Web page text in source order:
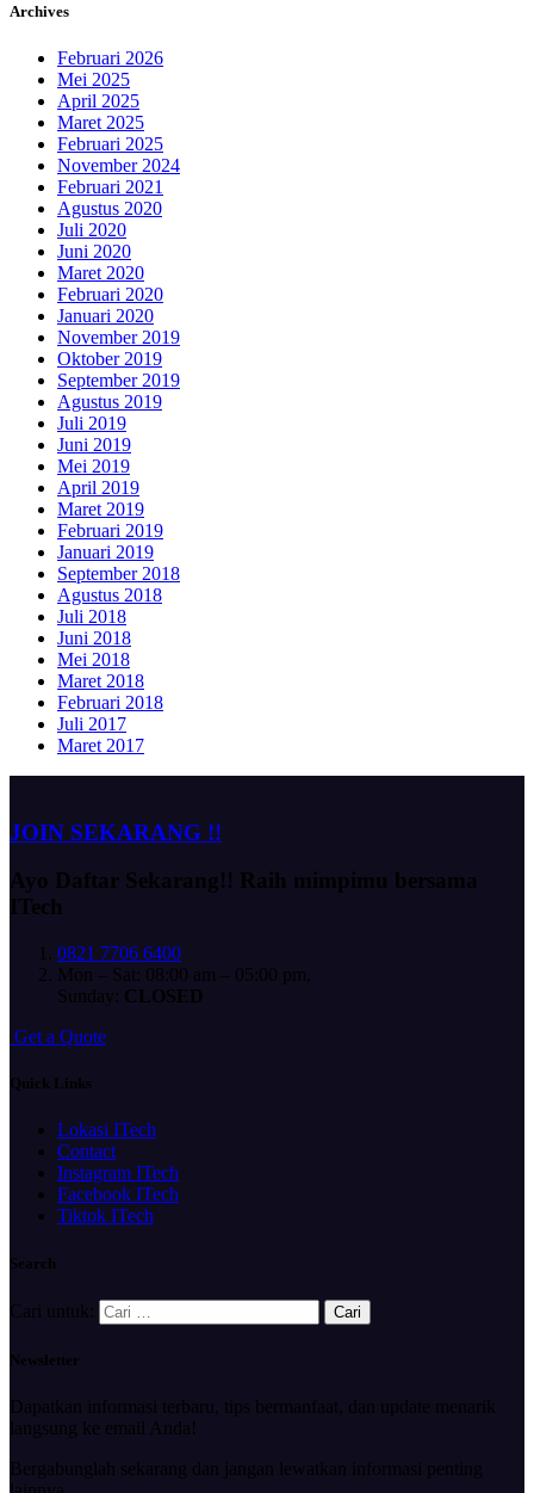
Archives
Februari 2026
Mei 2025
April 2025
Maret 2025
Februari 2025
November 2024
Februari 2021
Agustus 2020
Juli 2020
Juni 2020
Maret 2020
Februari 2020
Januari 2020
November 2019
Oktober 2019
September 2019
Agustus 2019
Juli 2019
Juni 2019
Mei 2019
April 2019
Maret 2019
Februari 2019
Januari 2019
September 2018
Agustus 2018
Juli 2018
Juni 2018
Mei 2018
Maret 2018
Februari 2018
Juli 2017
Maret 2017
JOIN SEKARANG !!
Ayo Daftar Sekarang!! Raih mimpimu bersama
ITech
0821 7706 6400
Mon – Sat: 08:00 am – 05:00 pm,
Sunday: CLOSED
Get a Quote
Quick Links
Lokasi ITech
Contact
Instagram ITech
Facebook ITech
Tiktok ITech
Search
Cari untuk:
Newsletter
Dapatkan informasi terbaru, tips bermanfaat, dan update menarik
langsung ke email Anda!
Bergabunglah sekarang dan jangan lewatkan informasi penting